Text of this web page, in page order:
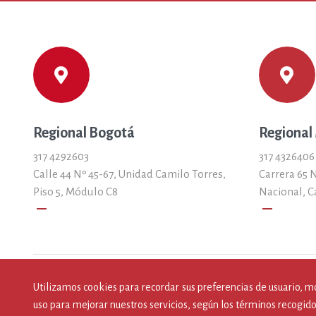
Regional Bogotá
317 4292603
Calle 44 Nº 45-67, Unidad Camilo Torres,
Piso 5, Módulo C8
remove
317 4326406
Carrera 65
Nacional,
remove
Utilizamos cookies para recordar sus preferencias de usuario,
uso para mejorar nuestros servicios, según los términos